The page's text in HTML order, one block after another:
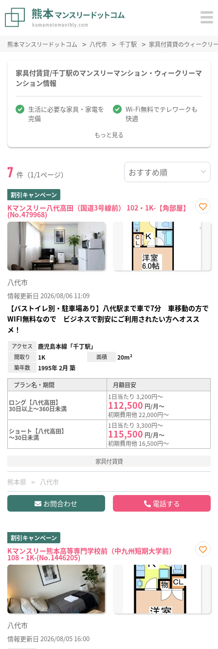
熊本マンスリードットコム 八代市 千丁駅 家具付賃貸のウィークリ
家具付賃貸/千丁駅のマンスリーマンション・ウィークリーマ
ンション情報
生活に必要な家具・家電を
完備
Wi-Fi無料でテレワークも
快適
もっと見る
7 件（1/1ページ）
割引キャンペーン
Kマンスリー八代高田（国道3号線前） 102・1K-【角部屋】
(No.479968)
に入
り登
八代市
情報更新日 2026/08/06 11:09
【バストイレ別・駐車場あり】八代駅まで車で7分 車移動の方で
WIFI無料なので ビジネスで割安にご利用されたい方へオスス
メ！
アクセス 鹿児島本線「千丁駅」
間取り 1K 面積 20m²
築年数 1995年 2月 築
プラン名・期間 月額目安
ロング【八代高田】
30日以上～360日未満
1日当たり 3,200円～
112,500 円/月～
初期費用他 22,000円～
ショート【八代高田】
～30日未満
1日当たり 3,300円～
115,500 円/月～
初期費用他 16,500円～
家具付賃貸
熊本県 八代市
お問合わせ 電話する
割引キャンペーン
Kマンスリー熊本高等専門学校前（中九州短期大学前）
108・1K-(No.1446205)
に入
八代市
情報更新日 2026/08/05 16:00